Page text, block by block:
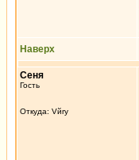
Наверх
Сеня
Гость
Откуда: Vйry